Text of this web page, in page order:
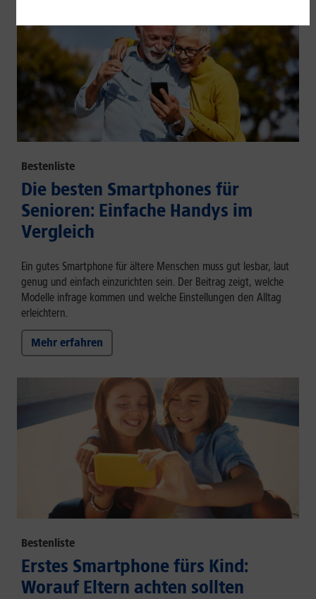
Bestenliste
Die besten Smartphones für
Senioren: Einfache Handys im
Vergleich
Ein gutes Smartphone für ältere Menschen muss gut lesbar, laut
genug und einfach einzurichten sein. Der Beitrag zeigt, welche
Modelle infrage kommen und welche Einstellungen den Alltag
erleichtern.
Mehr erfahren
Bestenliste
Erstes Smartphone fürs Kind:
Worauf Eltern achten sollten